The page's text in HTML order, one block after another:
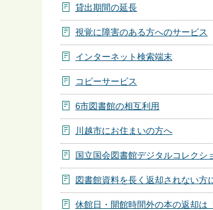
貸出期間の延長
視覚に障害のある方へのサービス
インターネット検索端末
コピーサービス
6市図書館の相互利用
川越市にお住まいの方へ
国立国会図書館デジタルコレクシ
図書館資料を長く返却されない方
休館日・開館時間外の本の返却は